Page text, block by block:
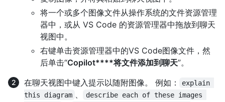
将一个或多个图像文件从操作系统的文件资源管理
器中，或从 VS Code 的资源管理器中拖放到聊天
视图中。
右键单击资源管理器中的VS Code图像文件，然
后单击“Copilot****将文件添加到聊天”。
在聊天视图中键入提示以随附图像。 例如：
explain
this diagram
describe each of these images